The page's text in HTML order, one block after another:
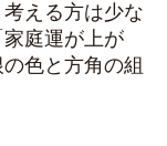
える方は少な
庭運が上が
色と方角の組